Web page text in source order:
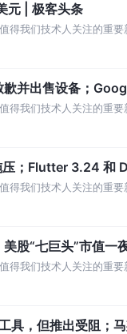
元 | 极客头条
得我们技术人关注的重
A
并出售设备；
我们技术人关注的重
重获自由一个
压；Flutter 3.24 和
我们技术人关注的重
毕业时间从一
股“七巨头”市值
我们技术人关注的重
耀回应
，但推出受阻；